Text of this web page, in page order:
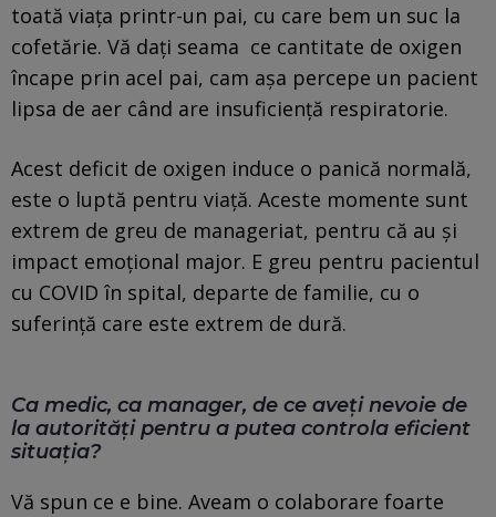
toată viața printr-un pai, cu care bem un suc la
cofetărie. Vă dați seama ce cantitate de oxigen
încape prin acel pai, cam așa percepe un pacient
lipsa de aer când are insuficiență respiratorie.
Acest deficit de oxigen induce o panică normală,
este o luptă pentru viață. Aceste momente sunt
extrem de greu de manageriat, pentru că au și
impact emoțional major. E greu pentru pacientul
cu COVID în spital, departe de familie, cu o
suferință care este extrem de dură.
Ca medic, ca manager, de ce aveți nevoie de
la autorități pentru a putea controla eficient
situația?
Vă spun ce e bine. Aveam o colaborare foarte